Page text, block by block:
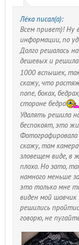
Лёка писал(а):
Всем привет)! Ну
информации, по
Долго решалась
дешевых и
1000 вспышек,
скажу, что
попе, боках,
стороне бедра
Удалять решила
беспокоят, это
скажу, там
зловещем виде, в
плохо. Но зато,
намного меньше
это только мне
виден мой
решились
говорю, не